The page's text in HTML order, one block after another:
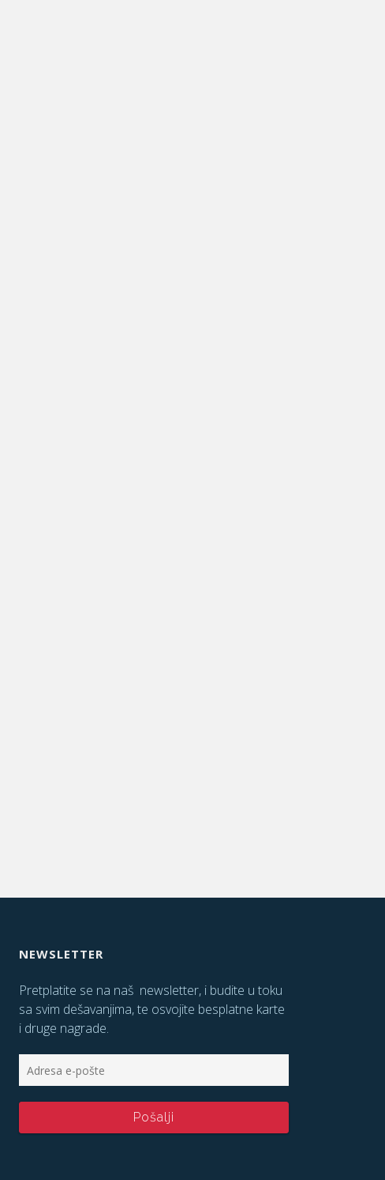
NEWSLETTER
Pretplatite se na naš newsletter, i budite u toku
sa svim dešavanjima, te osvojite besplatne karte
i druge nagrade.